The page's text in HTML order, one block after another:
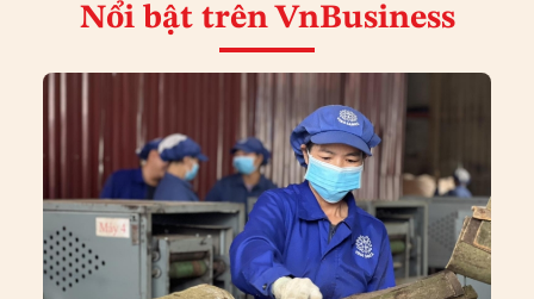
Nổi bật trên VnBusiness